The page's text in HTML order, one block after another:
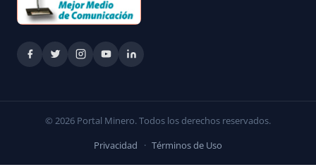
© 2026 Portal Minero. Todos los derechos reservados.
Privacidad · Términos de Uso